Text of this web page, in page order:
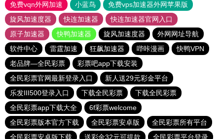
免费vqn外网加速
小蓝鸟
免费vps加速器外网苹果版
旋风加速度器
快连加速器
快连加速器官网入口
原子加速器
快鸭加速器 旋风加速度器
外网网址导航
软件中心
雷霆加速 狂飙加速器 哔咔漫画
快鸭VPN
老品牌—全民彩票
彩票吧app下载安装
全民彩票官网最新登录入口
新人送29元彩金平台
乐发III500登录入口
下载全民彩票
下载全民彩票
全民彩票app下载大全
6f彩票welcome
全民彩票版本官方下载
全民彩票安卓版
全民彩票所有平台
全民彩票安卓版下载
送彩金32元可提款
全民彩票平台登录